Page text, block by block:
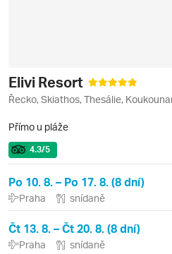
Elivi Resort
Řecko, Skiathos, Thesálie,
Přímo u pláže
4.3/5
Po 10. 8. – Po 17. 8. (8 dní)
Praha snídaně
Čt 13. 8. – Čt 20. 8. (8 dní)
Praha snídaně